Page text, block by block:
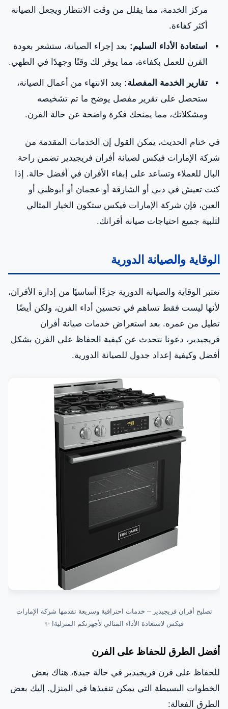
مركز الخدمة، مما يقلل من وقت الانتظار ويجعل الصيانة
أكثر كفاءة.
استعادة الأداء السليم: بعد إجراء الصيانة، ستشعر بعودة
الفرن للعمل بكفاءة، مما يوفر لك وقتًا وجهدًا في الطهي.
تقارير الخدمة المفصلة: بعد الانتهاء من أعمال الصيانة،
ستحصل على تقرير مفصل يوضح ما تم تشخيصه
ومشكلاتك، مما يمنحك فكرة واضحة عن حالة الفرن.
في ختام الحديث، يمكن القول إن الخدمات المقدمة من
شركة الإمارات فيكس لصيانة أفران فريجيدير تضمن راحة
البال للعملاء وتساعد على إبقاء الأفران في أفضل حالة. إذا
كنت تعيش في دبي أو الشارقة أو عجمان أو أبوظبي أو
العين، فإن شركة الإمارات فيكس ستكون الخيار المثالي
لتلبية جميع احتياجات صيانة أفرانك.
الوقاية والصيانة الدورية
تعتبر الوقاية والصيانة الدورية جزءًا أساسيًا من إدارة الأفران،
لأنها ليست فقط تساهم في تحسين أداء الفرن، ولكن أيضًا
تطيل من عمره. بعد استعراض خدمات صيانة أفران
فريجيدير، دعونا نتحدث عن كيفية الحفاظ على الفرن بشكل
أفضل وكيفية إعداد جدول للصيانة الدورية.
تصليح أفران فريجيدير – خدمات احترافية وسريعة تقدمها شركة الإمارات
فيكس لاستعادة الأداء المثالي لأجهزتكم المنزلية! ✨
أفضل الطرق للحفاظ على الفرن
للحفاظ على فرن فريجيدير في حالة جيدة، هناك بعض
الخطوات البسيطة التي يمكن تنفيذها في المنزل. إليك بعض
الطرق الفعالة: